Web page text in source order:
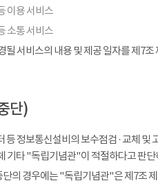
이용 서비스
소통 서비스
서비스의 내용 및 제공 일자를 제7
단)
정보통신설비의 보수점검 · 교체 및
기타 "독립기념관"이 적절하다고 판
단의 경우에는 "독립기념관"은 제7조